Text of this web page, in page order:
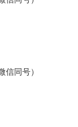
信同号）